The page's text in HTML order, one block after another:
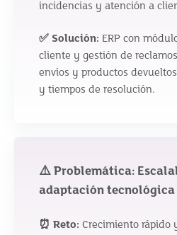
incidencias y atención a
✅ Solución: ERP con
cliente y gestión de
envíos y productos
y tiempos de resolución.
⚠️ Problemática:
adaptación tecnológica
⏰ Reto: Crecimiento rápido